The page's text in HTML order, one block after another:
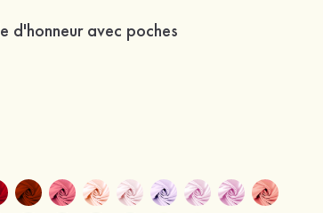
d'honneur avec poches